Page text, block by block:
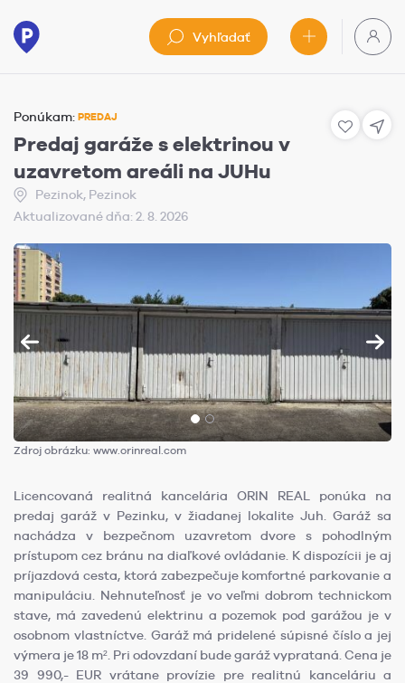
Vyhľadať
Ponúkam: PREDAJ
Predaj garáže s elektrinou v
uzavretom areáli na JUHu
Pezinok, Pezinok
Aktualizované dňa: 2. 8. 2026
Zdroj obrázku: www.orinreal.com
Licencovaná realitná kancelária ORIN REAL ponúka na
predaj garáž v Pezinku, v žiadanej lokalite Juh. Garáž sa
nachádza v bezpečnom uzavretom dvore s pohodlným
prístupom cez bránu na diaľkové ovládanie. K dispozícii je aj
príjazdová cesta, ktorá zabezpečuje komfortné parkovanie a
manipuláciu. Nehnuteľnosť je vo veľmi dobrom technickom
stave, má zavedenú elektrinu a pozemok pod garážou je v
osobnom vlastníctve. Garáž má pridelené súpisné číslo a jej
výmera je 18 m². Pri odovzdaní bude garáž vyprataná. Cena je
39 990,- EUR vrátane provízie pre realitnú kanceláriu a